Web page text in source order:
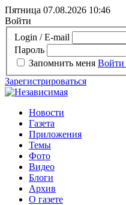
Пятница 07.08.2026 10:46
Войти
Login / E-mail
Пароль
Запомнить меня Войти
Зарегистрироваться
Новости
Газета
Приложения
Темы
Фото
Видео
Блоги
Архив
О газете